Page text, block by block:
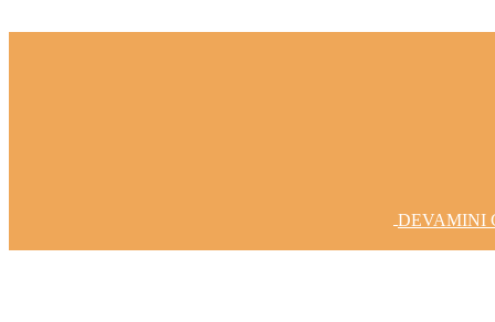
DEVAMINI